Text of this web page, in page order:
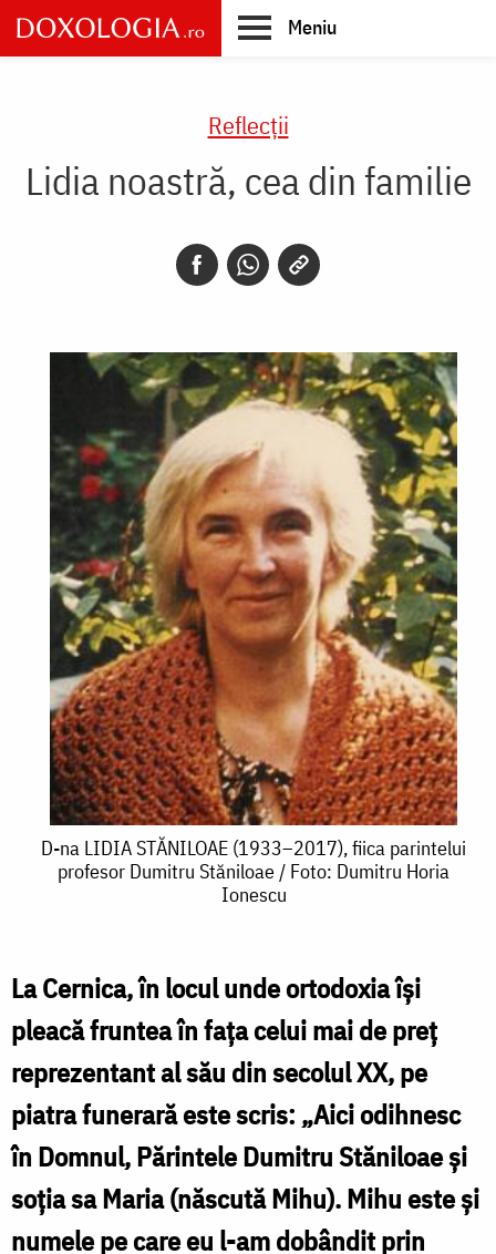
Skip
to
main
Meniu
Reflecții
Lidia noastră, cea din familie
D-
(1933–
2017),
fiica
parintelui
profesor
Dumitru
Stăniloae
D-na LIDIA STĂNILOAE (1933–2017), fiica parintelui
profesor Dumitru Stăniloae / Foto: Dumitru Horia
Ionescu
La Cernica, în locul unde ortodoxia își
pleacă fruntea în fața celui mai de preț
reprezentant al său din secolul XX, pe
piatra funerară este scris: „Aici odihnesc
în Domnul, Părintele Dumitru Stăniloae și
soția sa Maria (născută Mihu). Mihu este și
numele pe care eu l-am dobândit prin